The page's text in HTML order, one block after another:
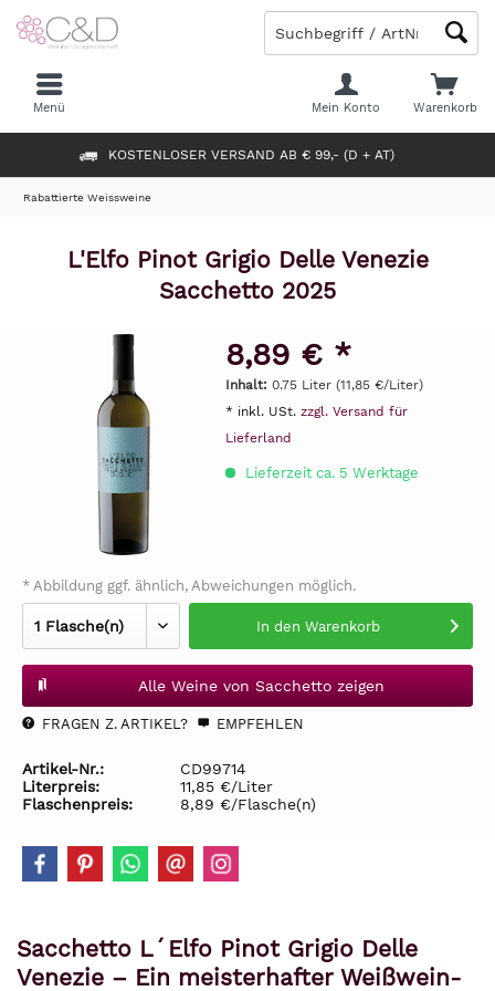
KOSTENLOSER VERSAND AB € 99,- (D + AT)
Warenkorb
Mein Konto
Menü
Rabattierte Weissweine
L'Elfo Pinot Grigio Delle Venezie
Sacchetto 2025
8,89 € *
Inhalt: 0.75 Liter (11,85 €/Liter)
* inkl. USt. zzgl. Versand für
Lieferland
Lieferzeit ca. 5 Werktage
* Abbildung ggf. ähnlich, Abweichungen möglich.
In den Warenkorb
Alle Weine von Sacchetto zeigen
FRAGEN Z. ARTIKEL? EMPFEHLEN
Artikel-Nr.:
CD99714
Literpreis:
11,85 €/Liter
Flaschenpreis:
8,89 €/Flasche(n)
Sacchetto L´Elfo Pinot Grigio Delle
Venezie – Ein meisterhafter Weißwein-